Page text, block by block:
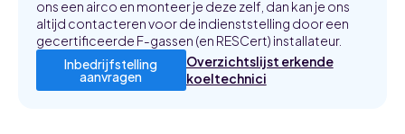
ons een airco en monteer je deze zelf, dan kan je ons
altijd contacteren voor de indienststelling door een
gecertificeerde F-gassen (en RESCert) installateur.
Inbedrijfstelling
aanvragen
Overzichtslijst erkende
koeltechnici